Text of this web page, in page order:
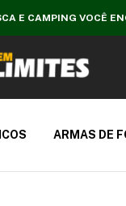
E CAMPING VOCÊ
ARMAS DE